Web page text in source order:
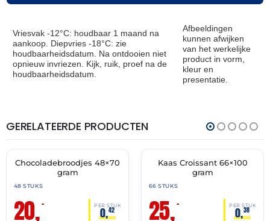
Vriesvak -12°C: houdbaar 1 maand na
aankoop. Diepvries -18°C: zie
houdbaarheidsdatum. Na ontdooien niet
opnieuw invriezen. Kijk, ruik, proef na de
houdbaarheidsdatum.
Afbeeldingen
kunnen afwijken
van het werkelijke
product in vorm,
kleur en
presentatie.
GERELATEERDE PRODUCTEN
🔥 OP=OP
THT:
31-
Chocoladebroodjes 48×70
gram
48 STUKS
20,– PER STUK
0,42
🔥 OP=OP
Kaas Croissant 66×100
gram
66 STUKS
25,– PER STUK
0,38